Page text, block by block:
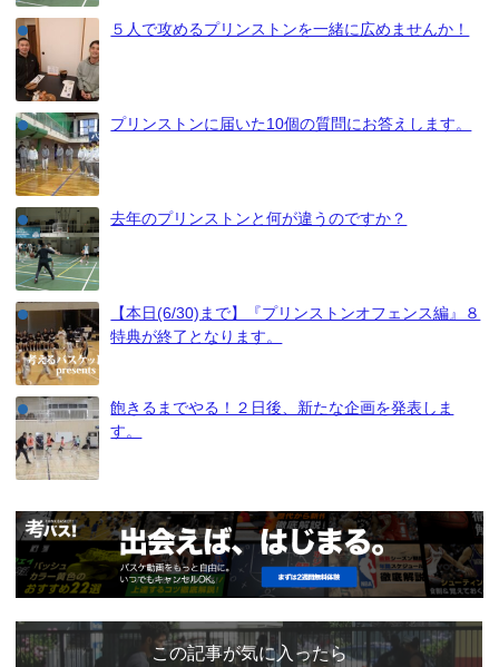
５人で攻めるプリンストンを一緒に広めませんか！
プリンストンに届いた10個の質問にお答えします。
去年のプリンストンと何が違うのですか？
【本日(6/30)まで】『プリンストンオフェンス編』８
特典が終了となります。
飽きるまでやる！２日後、新たな企画を発表しま
す。
この記事が気に入ったら